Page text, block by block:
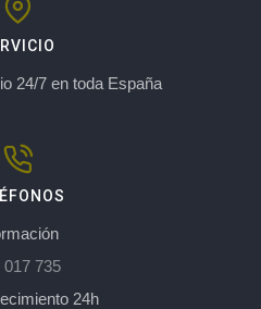
24/7 en toda España
017 735
24h